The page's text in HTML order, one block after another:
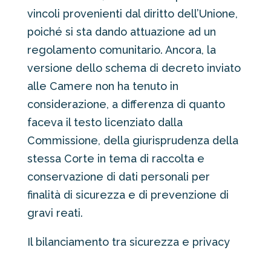
vincoli provenienti dal diritto dell’Unione,
poiché si sta dando attuazione ad un
regolamento comunitario. Ancora, la
versione dello schema di decreto inviato
alle Camere non ha tenuto in
considerazione, a differenza di quanto
faceva il testo licenziato dalla
Commissione, della giurisprudenza della
stessa Corte in tema di raccolta e
conservazione di dati personali per
finalità di sicurezza e di prevenzione di
gravi reati.
Il bilanciamento tra sicurezza e privacy